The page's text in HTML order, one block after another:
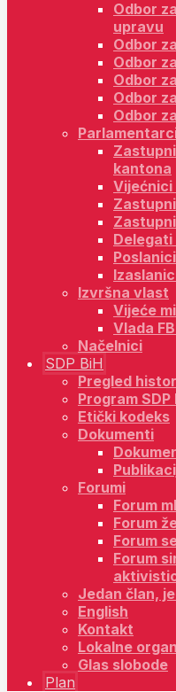
Odbor
upravu
Odbor
Odbor
Odbor
Odbor
Odbor
kantona
Delegati
Izvršna vlast
Vijeće
Vlada
Načelnici
SDP BiH
Pregled
Program SDP
Etički kodeks
Dokumenti
Forumi
Forum
Forum
Forum
Forum
Jedan član,
English
Kontakt
Lokalne
Glas slobode
Plan